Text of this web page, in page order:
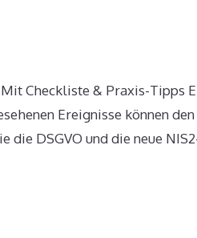
Checkliste & Praxis-Tipps
Ereignisse können
die DSGVO und die neue